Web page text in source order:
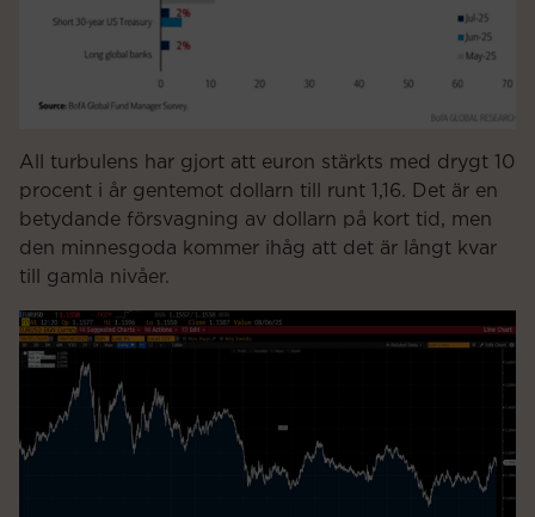
All turbulens har gjort att euron stärkts med drygt 10
procent i år gentemot dollarn till runt 1,16. Det är en
betydande försvagning av dollarn på kort tid, men
den minnesgoda kommer ihåg att det är långt kvar
till gamla nivåer.